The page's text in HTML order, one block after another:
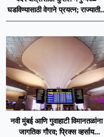
घडविण्यासाठी वेगाने प्रयत्न;
सहा आयटीआयमध्ये विशेष
नवी मुंबई आणि गुवाहाटी विमानतळांना
जागतिक गौरव; प्रिक्स व्हर्साय